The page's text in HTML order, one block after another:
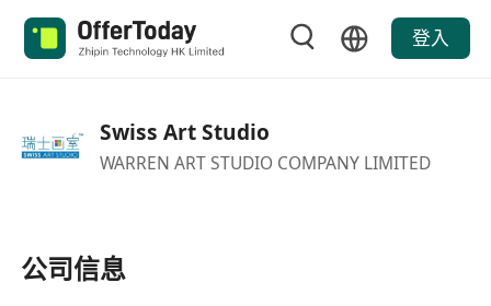
登入
Swiss Art Studio
WARREN ART STUDIO COMPANY LIMITED
公司信息